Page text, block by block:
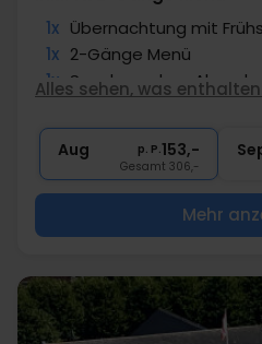
1x Übernachtung mit
1x 2-Gänge Menü
1x Snack vor dem
1x Kaffee zum Mitnehmen
Alles sehen, was
Aug p. P.153,-
Gesamt 306,-
Mehr